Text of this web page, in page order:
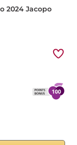
2024 Jacopo